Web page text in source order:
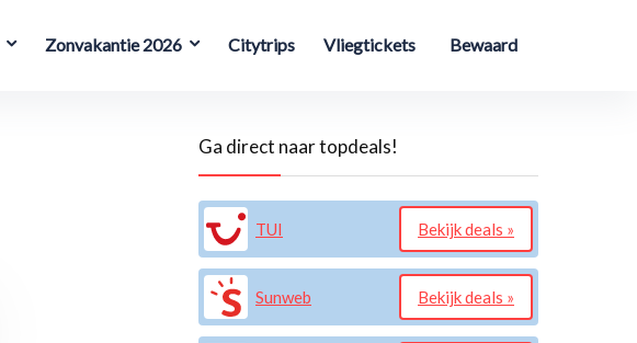
Zonvakantie 2026 Citytrips Vliegtickets Bewaard
Ga direct naar topdeals!
TUI Bekijk deals »
Sunweb Bekijk deals »